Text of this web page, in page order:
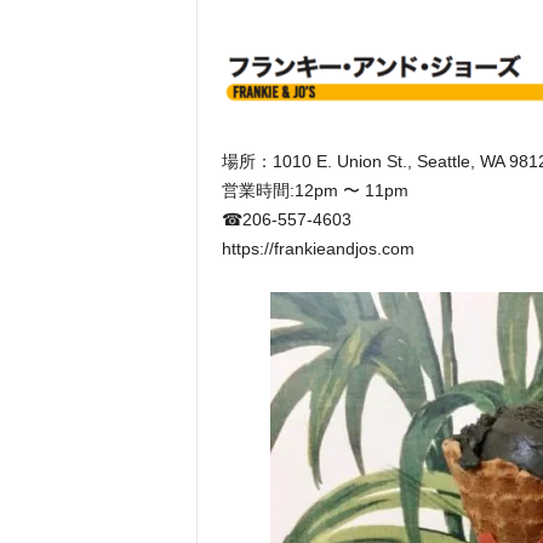
場所：1010 E. Union St., Seattle, WA
営業時間:12pm 〜 11pm
☎︎206-557-4603
https://frankieandjos.com